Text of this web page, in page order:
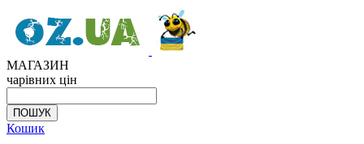
МАГАЗИН
чарівних цін
Кошик